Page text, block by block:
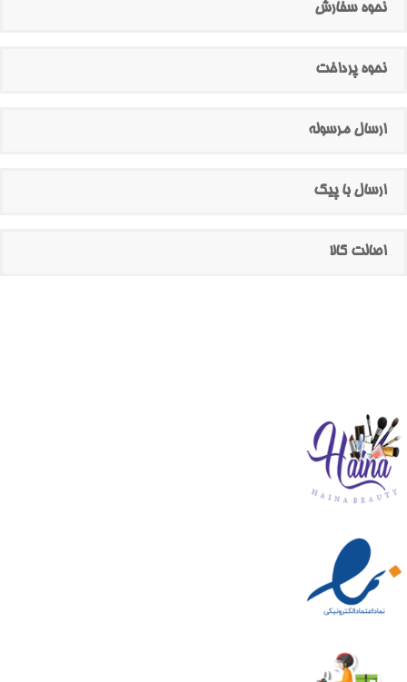
نحوه سفارش
نحوه پرداخت
ارسال مرسوله
ارسال با پیک
اصالت کالا